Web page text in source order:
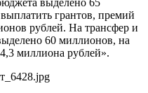
грантов, премий
рублей. На трансфер и
60 миллионов, на
миллиона рублей».